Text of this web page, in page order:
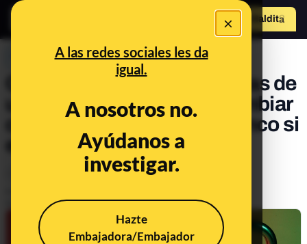
×
A las redes sociales les da
igual.
A nosotros no.
Ayúdanos a
investigar.
Hazte
Embajadora/Embajador
Hazte Maldito
PREBUNKING
Qué hacer si somos víctimas de
una filtración de datos: cambiar
contraseñas y alertar al banco si
es necesario
Actualizado elOct 3, 2023, 8:03:00 PM